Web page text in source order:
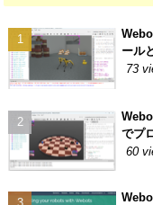
ール
73
でプ
60